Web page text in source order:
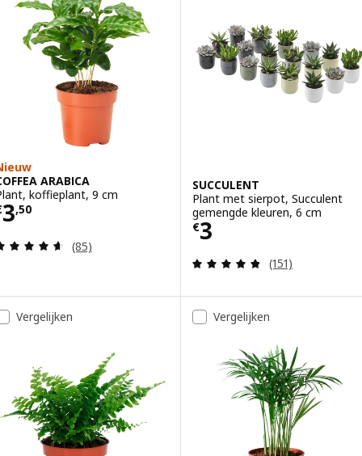
ARABICA
koffieplant, 9 cm
3,50 € 3,50
Beoordeling: 4.6 van 5 sterren. Totaal
(85)
SUCCULENT
Plant met sierpot, Succulent
gemengde kleuren, 6 cm
€3
Prijs € 3
Beoordeling:
(151)
Vergelijken Vergelijken